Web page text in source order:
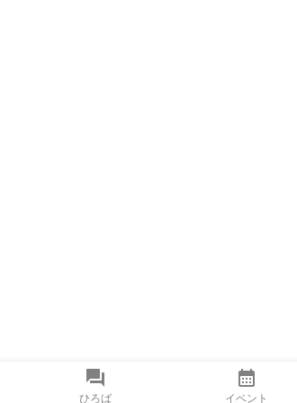
ひろば イベント